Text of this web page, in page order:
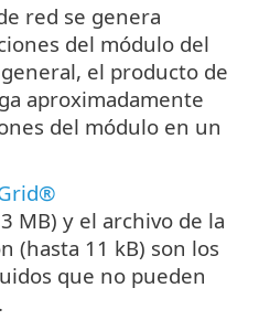
red se genera
del módulo del
el producto de
aproximadamente
del módulo en un
MB) y el archivo de la
(hasta 11 kB) son los
que no pueden